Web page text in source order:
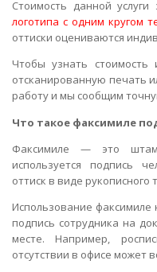
Стоимость данной
логотипа с одним кругом
оттиски оцениваются
Чтобы узнать стоимость
отсканированную печать
работу и мы сообщим
Что такое факсимиле
Факсимиле — это
используется подпись
оттиск в виде рукописного
Использование факсимиле
подпись сотрудника на
месте. Например,
отсутствии в офисе может